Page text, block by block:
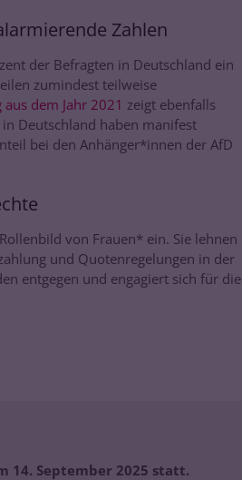
Zahlen
der Befragten in Deutschland ein
zumindest teilweise
dem Jahr 2021 zeigt ebenfalls
Deutschland haben manifest
bei den Anhänger*innen der AfD
von Frauen* ein. Sie lehnen
und Quotenregelungen in der
entgegen und engagiert sich für die
14. September 2025 statt.